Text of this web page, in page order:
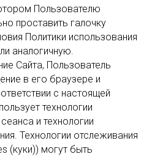
Пользователю
проставить галочку
Политики использования
аналогичную.
Сайта, Пользователь
в его браузере и
с настоящей
технологии
и технологии
Технологии отслеживания
(куки)) могут быть